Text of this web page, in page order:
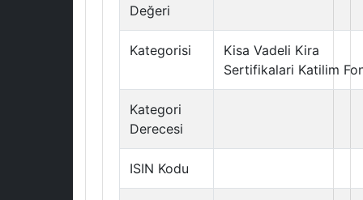
Değeri
Kategorisi
Kisa Vadeli Kira
Sertifikalari Katilim
Kategori
Derecesi
ISIN Kodu